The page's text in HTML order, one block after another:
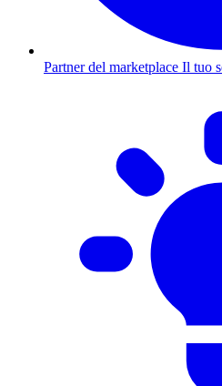
Partner del marketplace Il tuo